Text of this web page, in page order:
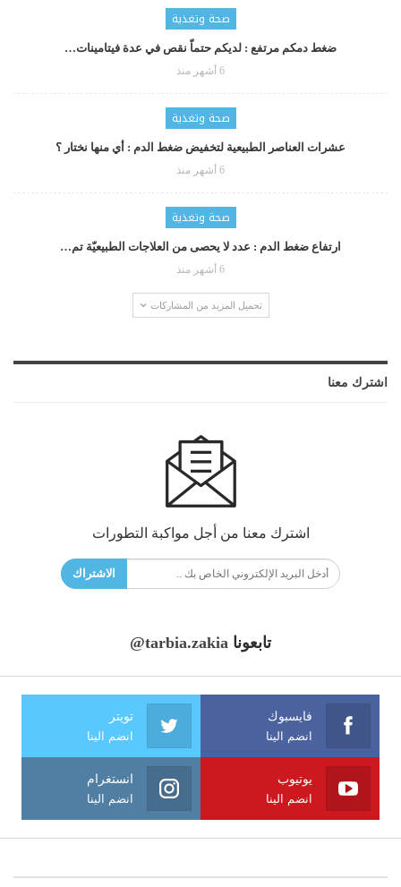
صحة وتغذية
ضغط دمكم مرتفع : لديكم حتماّ نقص في عدة فيتامينات…
6 أشهر منذ
صحة وتغذية
عشرات العناصر الطبيعية لتخفيض ضغط الدم : أي منها نختار ؟
6 أشهر منذ
صحة وتغذية
ارتفاع ضغط الدم : عدد لا يحصى من العلاجات الطبيعيّة تم…
6 أشهر منذ
تحميل المزيد من المشاركات
اشترك معنا
اشترك معنا من أجل مواكبة التطورات
الاشتراك
تابعونا @tarbia.zakia
فايسبوك
انضم الينا
تويتر
انضم الينا
يوتيوب
انضم الينا
انستغرام
انضم الينا